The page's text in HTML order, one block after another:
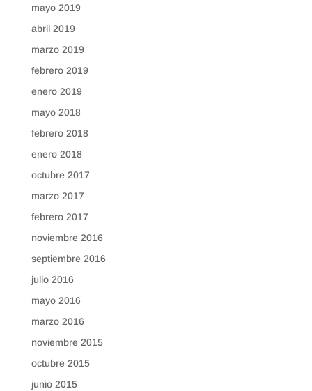
mayo 2019
abril 2019
marzo 2019
febrero 2019
enero 2019
mayo 2018
febrero 2018
enero 2018
octubre 2017
marzo 2017
febrero 2017
noviembre 2016
septiembre 2016
julio 2016
mayo 2016
marzo 2016
noviembre 2015
octubre 2015
junio 2015